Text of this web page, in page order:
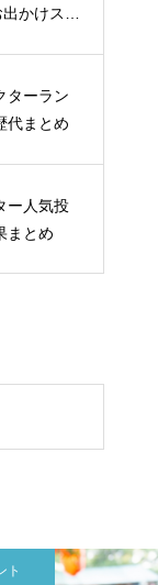
かけスポ
ターラン
代まとめ
ー人気投
まとめ
ト